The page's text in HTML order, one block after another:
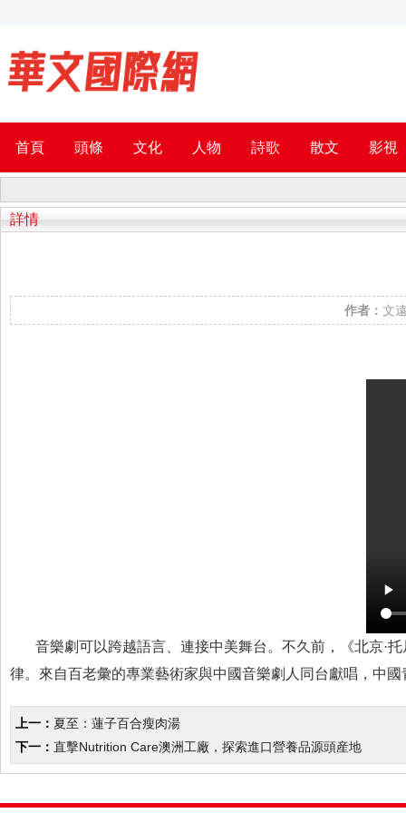
首頁 頭條 文化 人物 詩歌 散文 影視
詳情
作者： 文
音樂劇可以跨越語言、連接中美舞台。不久前，《北京·
律。來自百老彙的專業藝術家與中國音樂劇人同台獻唱，中
上一： 夏至：蓮子百合瘦肉湯
下一： 直擊Nutrition Care澳洲工廠，探索進口營養品源頭産地